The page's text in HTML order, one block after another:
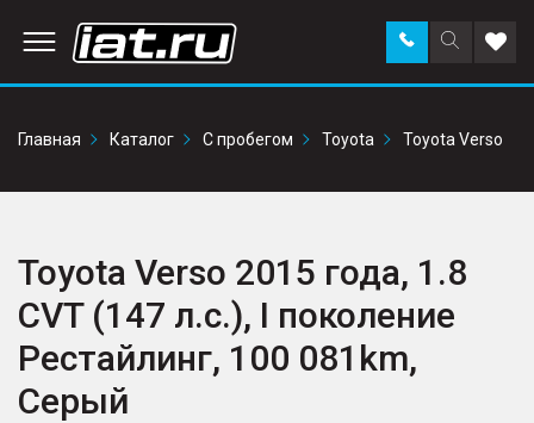
Поиск
по
Заказать
звонок в
Главная
Каталог С пробегом Toyota Toyota Verso
Toyota Verso 2015 года, 1.8
CVT (147 л.с.), I поколение
Рестайлинг, 100 081km,
Серый